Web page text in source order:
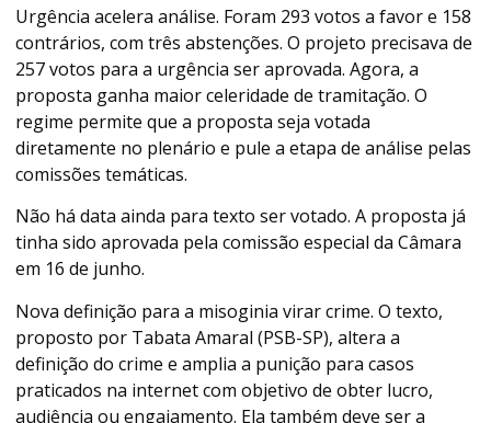
Urgência acelera análise. Foram 293 votos a favor e 158
contrários, com três abstenções. O projeto precisava de
257 votos para a urgência ser aprovada. Agora, a
proposta ganha maior celeridade de tramitação. O
regime permite que a proposta seja votada
diretamente no plenário e pule a etapa de análise pelas
comissões temáticas.
Não há data ainda para texto ser votado. A proposta já
tinha sido aprovada pela comissão especial da Câmara
em 16 de junho.
Nova definição para a misoginia virar crime. O texto,
proposto por Tabata Amaral (PSB-SP), altera a
definição do crime e amplia a punição para casos
praticados na internet com objetivo de obter lucro,
audiência ou engajamento. Ela também deve ser a